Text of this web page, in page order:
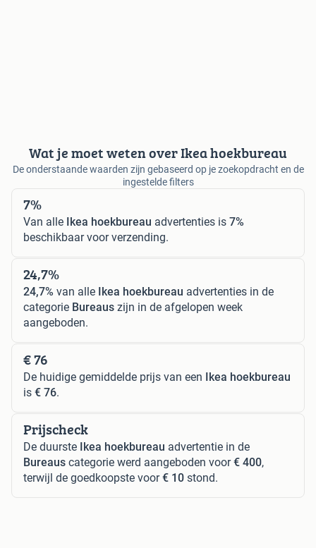
Wat je moet weten over Ikea hoekbureau
De onderstaande waarden zijn gebaseerd op je zoekopdracht en de
ingestelde filters
7%
Van alle Ikea hoekbureau advertenties is 7%
beschikbaar voor verzending.
24,7%
24,7% van alle Ikea hoekbureau advertenties in de
categorie Bureaus zijn in de afgelopen week
aangeboden.
€ 76
De huidige gemiddelde prijs van een
Ikea hoekbureau
is € 76.
Prijscheck
De duurste Ikea hoekbureau advertentie in de
Bureaus categorie werd aangeboden voor€ 400,
terwijl de goedkoopste voor€ 10 stond.